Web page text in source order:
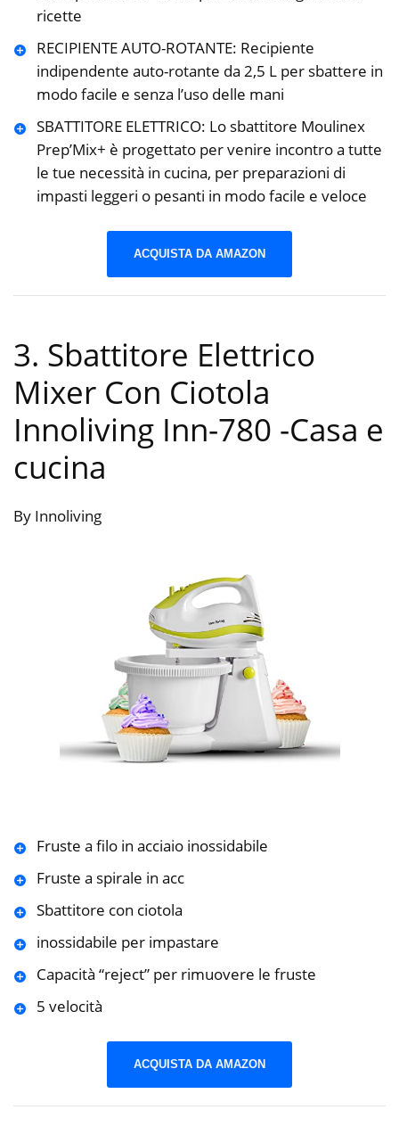
ricette
RECIPIENTE AUTO-ROTANTE: Recipiente
indipendente auto-rotante da 2,5 L per sbattere in
modo facile e senza l’uso delle mani
SBATTITORE ELETTRICO: Lo sbattitore Moulinex
Prep’Mix+ è progettato per venire incontro a tutte
le tue necessità in cucina, per preparazioni di
impasti leggeri o pesanti in modo facile e veloce
ACQUISTA DA AMAZON
3. Sbattitore Elettrico
Mixer Con Ciotola
Innoliving Inn-780 -Casa e
cucina
By Innoliving
Fruste a filo in acciaio inossidabile
Fruste a spirale in acc
Sbattitore con ciotola
inossidabile per impastare
Capacità “reject” per rimuovere le fruste
5 velocità
ACQUISTA DA AMAZON